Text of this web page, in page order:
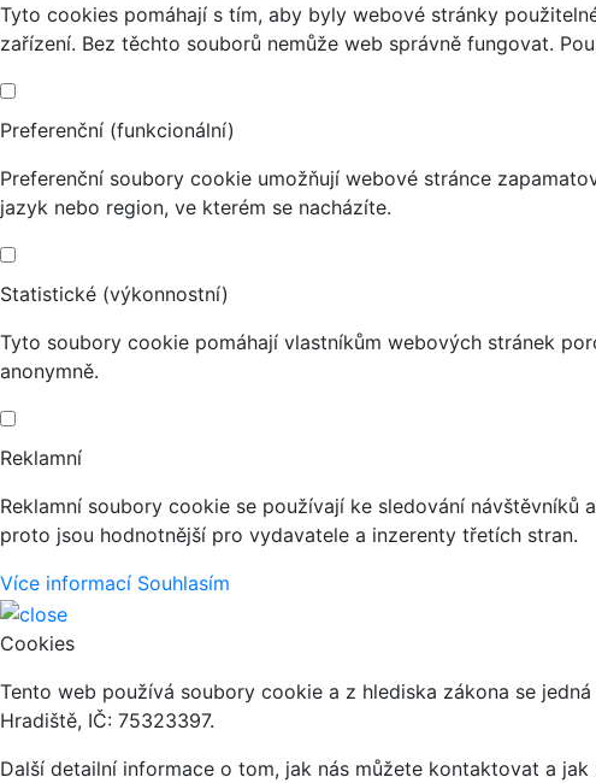
Tyto cookies pomáhají s tím, aby byly webové stránky
zařízení. Bez těchto souborů nemůže web správně fungovat.
Preferenční (funkcionální)
Preferenční soubory cookie umožňují webové stránce
jazyk nebo region, ve kterém se nacházíte.
Statistické (výkonnostní)
Tyto soubory cookie pomáhají vlastníkům webových stránek
anonymně.
Reklamní
Reklamní soubory cookie se používají ke sledování
proto jsou hodnotnější pro vydavatele a inzerenty třetích stran.
Více informací Souhlasím
Cookies
Tento web používá soubory cookie a z hlediska zákona se
Hradiště, IČ: 75323397.
Další detailní informace o tom, jak nás můžete kontaktovat a